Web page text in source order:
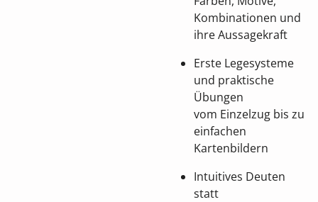
Kombinationen und
ihre Aussagekraft
Erste Legesysteme
und praktische
Übungen
vom Einzelzug bis zu
einfachen
Kartenbildern
Intuitives Deuten
statt